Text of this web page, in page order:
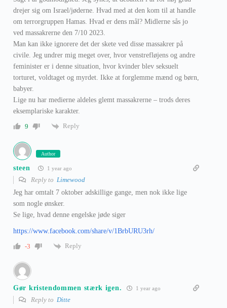
drejer sig om Israel/jøderne. Hvad med at den kom til at handle
om terrorgruppen Hamas. Hvad er dens mål? Midlerne sås jo
ved massakrerne den 7/10 2023.
Man kan ikke ignorere det der skete ved disse massakrer på
civile. Jeg undrer mig meget over, hvor venstrefløjens og andre
feminister er i denne situation, hvor kvinder blev seksuelt
torturet, voldtaget og myrdet. Ikke at forglemme mænd og børn,
babyer.
Lige nu har medierne aldeles glemt massakrerne – trods deres
eksemplariske karakter.
9
Reply
Author
steen 1 year ago
Reply to Limewood
Jeg har omtalt 7 oktober adskillige gange, men nok ikke lige
som nogle ønsker.
Se lige, hvad denne engelske jøde siger
https://www.facebook.com/share/v/1BrbURU3rh/
-3
Reply
Gør kristendommen stærk igen. 1 year ago
Reply to Ditte